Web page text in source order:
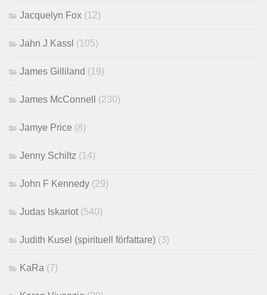
Jacquelyn Fox (12)
Jahn J Kassl (105)
James Gilliland (19)
James McConnell (230)
Jamye Price (8)
Jenny Schiltz (14)
John F Kennedy (29)
Judas Iskariot (540)
Judith Kusel (spirituell författare) (3)
KaRa (7)